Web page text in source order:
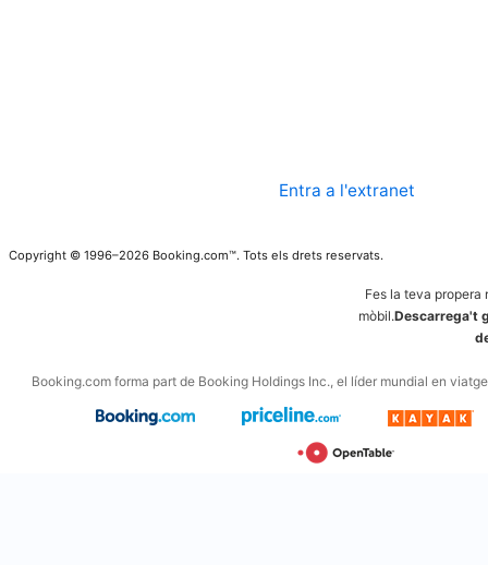
Entra a l'extranet
Copyright © 1996–2026 Booking.com™. Tots els drets reservats.
Fes la teva propera
mòbil.Descarrega't
Booking.com forma part de Booking Holdings Inc., el líder mundial en